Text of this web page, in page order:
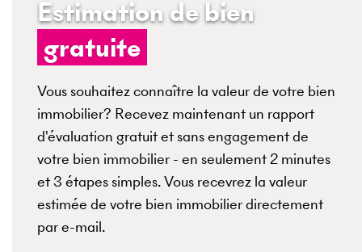
Estimation de bien
gratuite
Vous souhaitez connaître la valeur de votre bien
immobilier? Recevez maintenant un rapport
d'évaluation gratuit et sans engagement de
votre bien immobilier - en seulement 2 minutes
et 3 étapes simples. Vous recevrez la valeur
estimée de votre bien immobilier directement
par e-mail.